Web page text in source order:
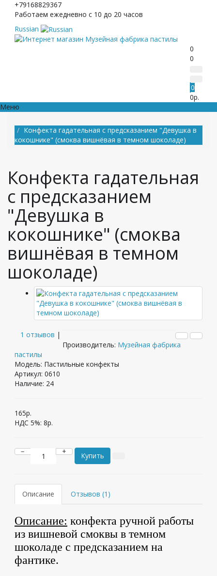
+79168829367
Работаем ежедневно с 10 до 20 часов
Russian
0
0
0
0р.
Меню
Конфекта гадательная с предсказанием "Девушка в
кокошнике" (смоква вишнёвая в темном шоколаде)
Конфекта гадательная
с предсказанием
"Девушка в
кокошнике" (смоква
вишнёвая в темном
шоколаде)
1 отзывов |
Производитель: Музейная фабрика
пастилы
Модель: Пастильные конфекты
Артикул: 0610
Наличие: 24
165р.
НДС 5%: 8р.
− + Купить
Описание Отзывов (1)
Описание: конфекта ручной работы
из вишневой смоквы в темном
шоколаде с предсказанием на
фантике.